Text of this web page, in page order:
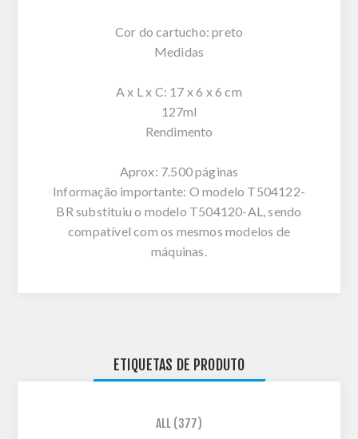
Cor do cartucho: preto
Medidas
A x L x C: 17 x 6 x 6 cm
127ml
Rendimento
Aprox: 7.500 páginas
Informação importante: O modelo T504122-
BR substituiu o modelo T504120-AL, sendo
compatível com os mesmos modelos de
máquinas.
ETIQUETAS DE PRODUTO
ALL (377)